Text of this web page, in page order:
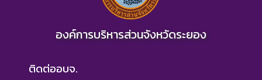
องค์การบริหารส่วนจังหวัดระยอง
ติดต่ออบจ.